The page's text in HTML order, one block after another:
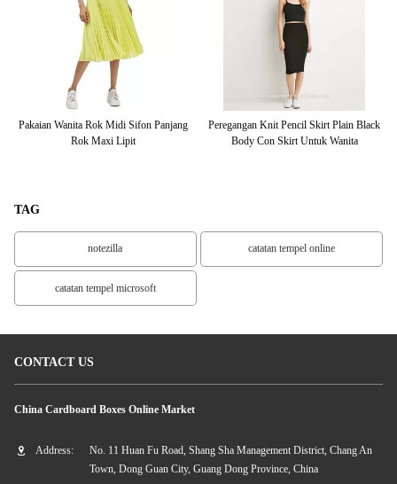
Pakaian Wanita Rok Midi Sifon Panjang
Rok Maxi Lipit
Peregangan Knit Pencil Skirt Plain Black
Body Con Skirt Untuk Wanita
TAG
notezilla catatan tempel online
catatan tempel microsoft
CONTACT US
China Cardboard Boxes Online Market
Address:
No. 11 Huan Fu Road, Shang Sha Management District, Chang An
Town, Dong Guan City, Guang Dong Province, China